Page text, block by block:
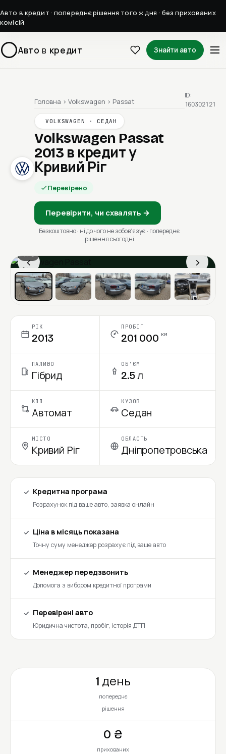
Авто в кредит · попереднє рішення того ж дня · без прихованих
комісій
Авто в кредит Знайти авто
Головна › Volkswagen › Passat
VOLKSWAGEN · СЕДАН
Volkswagen Passat
2013 в кредит у
Кривий Ріг
Перевірено
Перевірити, чи схвалять →
Безкоштовно · ні до чого не зобовʼязує · попереднє
рішення сьогодні
ID:
160302121
‹ ›
1 / 6
Ціна в місяць
РІК
2013
ПРОБІГ
201 000 км
ПАЛИВО
Гібрид
ОБ'ЄМ
2.5 л
КПП
Автомат
КУЗОВ
Седан
МІСТО
Кривий Ріг
ОБЛАСТЬ
Дніпропетровська
Кредитна програма
Розрахунок під ваше авто, заявка онлайн
Ціна в місяць показана
Точну суму менеджер розрахує під ваше авто
Менеджер передзвонить
Допомога з вибором кредитної програми
Перевірені авто
Юридична чистота, пробіг, історія ДТП
1 день
попереднє
рішення
0 ₴
прихованих